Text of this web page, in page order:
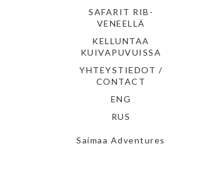
SAFARIT RIB-
VENEELLÄ
KELLUNTAA
KUIVAPUVUISSA
YHTEYSTIEDOT /
CONTACT
ENG
RUS
Saimaa Adventures